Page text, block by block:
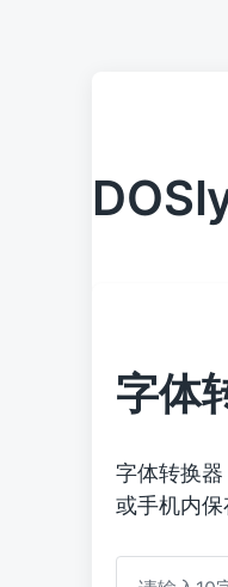
字体
字体转换
或手机内保